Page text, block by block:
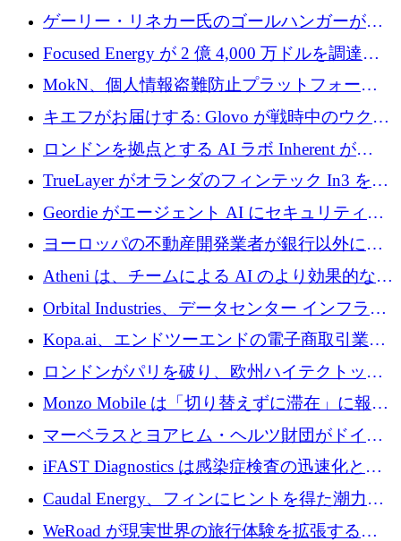
2,000 万ユーロのシードラウンドを完了
ゲーリー・リネカー氏のゴールハンガーがVC
事業を開始
Focused Energy が 2 億 4,000 万ドルを調達、
TrueLayer が In3 を買収、ロンドンが首位の座
を奪還
MokN、個人情報盗難防止プラットフォーム
の成長のためにシリーズ A で 1,500 万ドルを
調達
キエフがお届けする: Glovo が戦時中のウクラ
イナで最も急速に成長する市場の 1 つをどの
ように拡大したか
ロンドンを拠点とする AI ラボ Inherent が
5,000 万ドルの資金調達でステルスから浮上
TrueLayer がオランダのフィンテック In3 を買
収、チェックアウト時にクレジットを提供
Geordie がエージェント AI にセキュリティと
ガバナンスをもたらすために 3,000 万ドルを
ヨーロッパの不動産開発業者が銀行以外にも
目を向けているため、InRentoの資金調達額は
1億ユーロを突破
Atheni は、チームによる AI のより効果的な使
用を支援するために 35 万ポンドを確保
Orbital Industries、データセンター インフラス
トラクチャ システムの拡張に 5,000 万ドルを
確保
Kopa.ai、エンドツーエンドの電子商取引業務
用の AI エージェントを構築するために 200
万ユーロを調達
ロンドンがパリを破り、欧州ハイテクトップ
の座を奪還
Monzo Mobile は「切り替えずに滞在」に報酬
を与える
マーベラスとヨアヒム・ヘルツ財団がドイツ
の商業化ギャップを埋めるために2,000万ユー
ロのディープテック基金を立ち上げる
iFAST Diagnostics は感染症検査の迅速化と抗
菌薬耐性への取り組みに 500 万ポンドを寄付
Caudal Energy、フィンにヒントを得た潮力発
電技術の規模拡大に向けて 430 万ポンドを調
WeRoad が現実世界の旅行体験を拡張するた